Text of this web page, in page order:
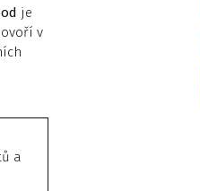
je
v
a